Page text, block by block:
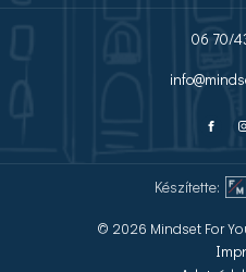
06 70/
Készítette:
© 2026 Mindset For